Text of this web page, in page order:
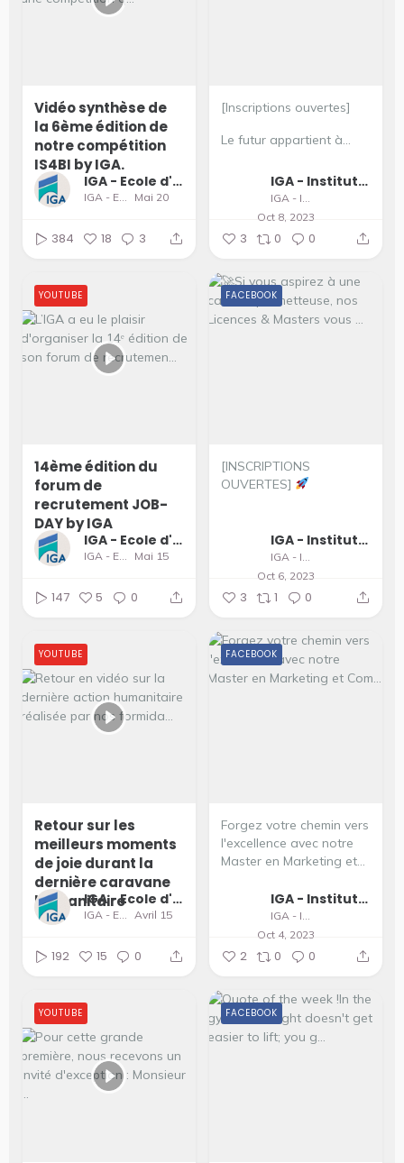
Vidéo synthèse de
la 6ème édition de
notre compétition
IS4BI by IGA.
IGA - Ecole d'Ingénieurs et de Management
IGA - Ecole d'Ingénieurs et de Management Mai 20
384 18 3
[Inscriptions ouvertes]
Le futur appartient à...
IGA - Institut supérieur du Génie Appliqué
Oct 8, 2023
3 0 0
14ème édition du
forum de
recrutement JOB-
DAY by IGA
IGA - Ecole d'Ingénieurs et de Management
IGA - Ecole d'Ingénieurs et de Management Mai 15
YOUTUBE
147 5 0
[INSCRIPTIONS
OUVERTES]
IGA - Institut supérieur du Génie Appliqué
Oct 6, 2023
FACEBOOK
3 1 0
Retour sur les
meilleurs moments
de joie durant la
dernière caravane
humanitaire
IGA - Ecole d'Ingénieurs et de Management
IGA - Ecole d'Ingénieurs et de Management Avril 15
YOUTUBE
192 15 0
Forgez votre chemin vers
l'excellence avec notre
Master en Marketing et...
IGA - Institut supérieur du Génie Appliqué
Oct 4, 2023
FACEBOOK
2 0 0
YOUTUBE FACEBOOK